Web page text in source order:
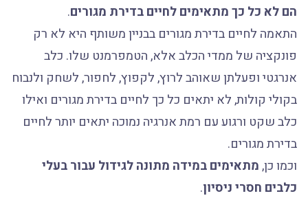
הם לא כל כך מתאימים לחיים בדירת מגורים.
התאמה לחיים בדירת מגורים בבניין משותף היא לא רק
פונקציה של ממדי הכלב אלא, הטמפרמנט שלו. כלב
אנרגטי ופעלתן שאוהב לרוץ, לקפוץ, לחפור, לשחק ולנבוח
בקולי קולות, לא יתאים כל כך לחיים בדירת מגורים ואילו
כלב שקט ורגוע עם רמת אנרגיה נמוכה יתאים יותר לחיים
בדירת מגורים.
וכמו כן,מתאימים במידה מתונה לגידול עבור בעלי
כלבים חסרי ניסיון.